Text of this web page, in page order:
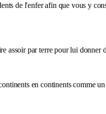
de l'enfer afin que vous y
assoir par terre pour lui donner
en continents comme